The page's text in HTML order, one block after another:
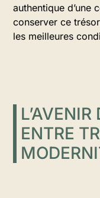
authentique d’une
conserver ce
les meilleures
ENTRE